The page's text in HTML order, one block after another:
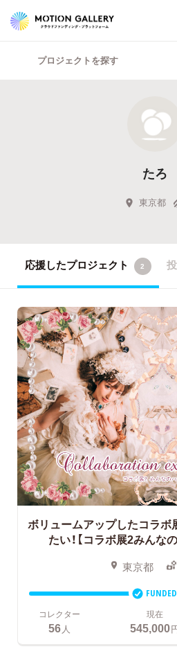
プロジェクトを探す
たろ
東京都
応援したプロジェクト 2
ボリュームアップしたコラボ
たい！【コラボ展2みんな
東京都
FUNDED
コレクター
56 人
現在
545,000